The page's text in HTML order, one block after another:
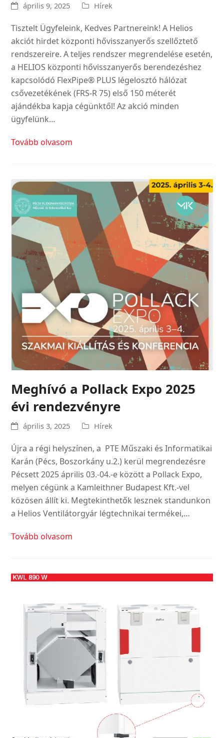
április 9, 2025 Hírek
Tisztelt Ügyfeleink, Kedves Partnereink! A Helios
akciót hirdet központi hővisszanyerős szellőztető
rendszereire. A teljes rendszer megrendelése esetén,
a HELIOS központi hővisszanyerős berendezéshez
kapcsolódó FlexPipe® PLUS légelosztó hálózat
csővezetékének (FRS-R 75) első 150 méterét
ajándékba kapja cégünktől! Az akció minden
ügyfelünk…
Tovább olvasom
Meghívó a Pollack Expo 2025
évi rendezvényre
április 3, 2025 Hírek
Újra a régi helyszínen, a PTE Műszaki és Informatikai
Karán (Pécs, Boszorkány u.2.) kerül megrendezésre
Pécsett 2025 április 03.-04.-e között a Pollack Expo,
melyen cégünk a Kamleithner Budapest Kft.-vel
közösen állít ki. Megtekinthetők lesznek standunkon
a Helios Ventilátorgyár légtechnikai termékei,…
Tovább olvasom